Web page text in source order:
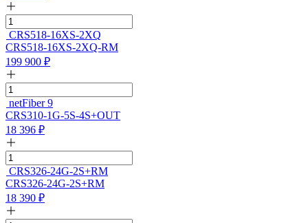
CRS518-16XS-2XQ
CRS518-16XS-2XQ-RM
199 900 ₽
netFiber 9
CRS310-1G-5S-4S+OUT
18 396 ₽
CRS326-24G-2S+RM
CRS326-24G-2S+RM
18 390 ₽